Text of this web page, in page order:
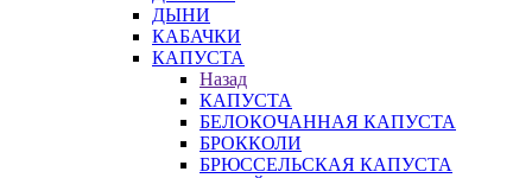
ДЫНИ
КАБАЧКИ
КАПУСТА
Назад
КАПУСТА
БЕЛОКОЧАННАЯ КАПУСТА
БРОККОЛИ
БРЮССЕЛЬСКАЯ КАПУСТА